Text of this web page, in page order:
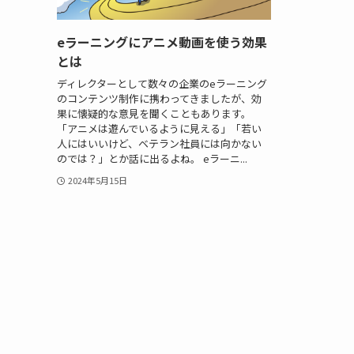
eラーニングにアニメ動画を使う効果
とは
ディレクターとして数々の企業のeラーニング
のコンテンツ制作に携わってきましたが、効
果に懐疑的な意見を聞くこともあります。
「アニメは遊んでいるように見える」「若い
人にはいいけど、ベテラン社員には向かない
のでは？」とか話に出るよね。 eラーニ...
2024年5月15日